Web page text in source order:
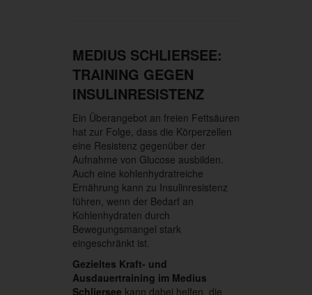
MEDIUS SCHLIERSEE:
TRAINING GEGEN
INSULINRESISTENZ
Ein Überangebot an freien Fettsäuren
hat zur Folge, dass die Körperzellen
eine Resistenz gegenüber der
Aufnahme von Glucose ausbilden.
Auch eine kohlenhydratreiche
Ernährung kann zu Insulinresistenz
führen, wenn der Bedarf an
Kohlenhydraten durch
Bewegungsmangel stark
eingeschränkt ist.
Gezieltes Kraft- und
Ausdauertraining im Medius
Schliersee kann dabei helfen, die